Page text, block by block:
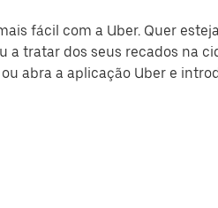
fácil com a Uber. Quer
tratar dos seus recados na
abra a aplicação Uber e